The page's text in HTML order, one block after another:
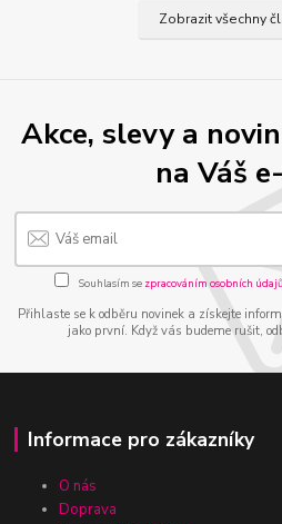
Zobrazit všechny
Akce, slevy a
na Váš
Souhlasím se zpracováním osobních údajů
Přihlaste se k odběru novinek a získejte
jako první. Když vás budeme rušit,
Informace pro zákazníky
O nás
Doprava